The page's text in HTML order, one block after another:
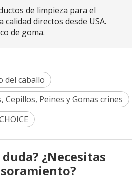
de limpieza para el
calidad directos desde USA.
de goma.
del caballo
Cepillos, Peines y Gomas crines
¿Necesitas